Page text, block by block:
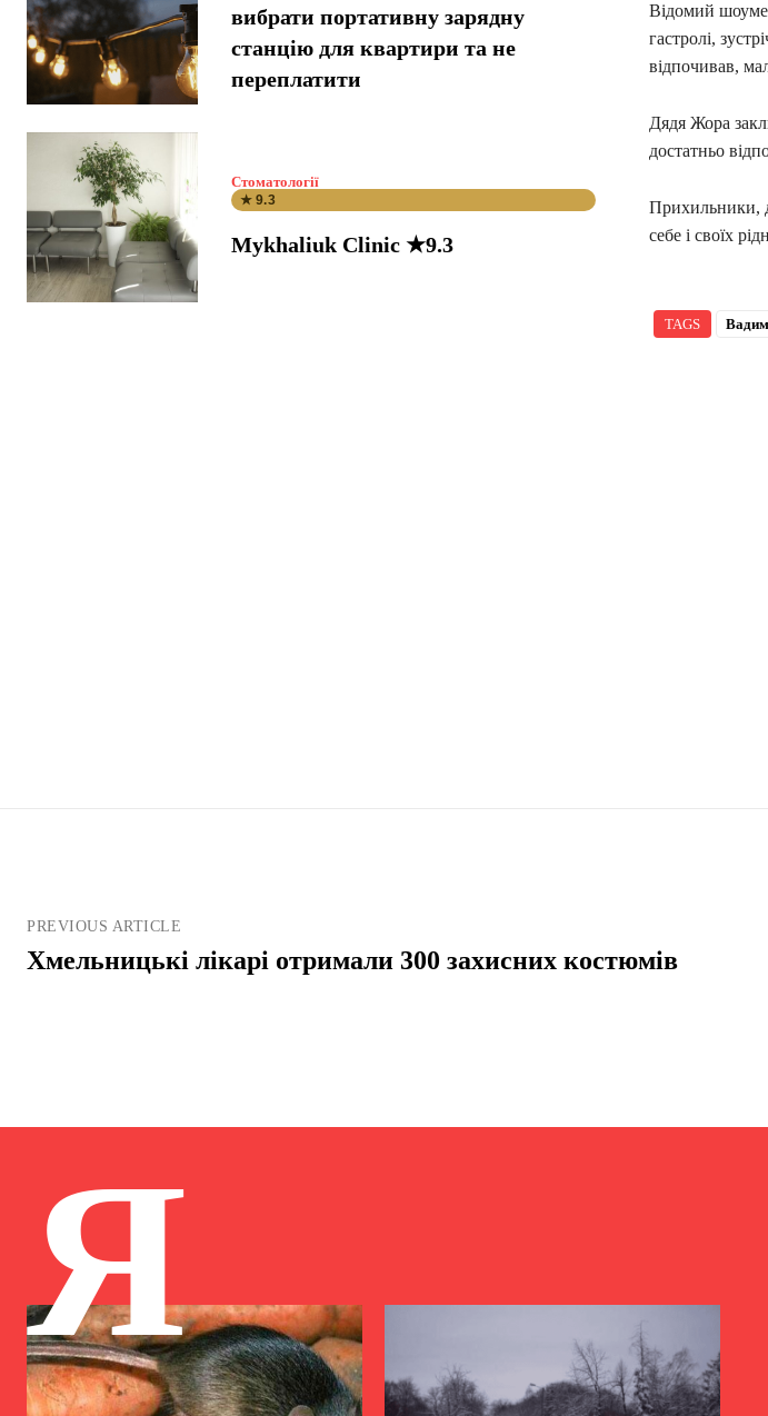
вибрати портативну зарядну
станцію для квартири та не
переплатити
Стоматології
★ 9.3
Mykhaliuk Clinic ★9.3
Відомий
гастролі,
відпочивав,
Дядя Жора
достатньо
Прихильники,
себе і своїх
TAGS
PREVIOUS ARTICLE
Хмельницькі лікарі отримали 300 захисних костюмів
Я